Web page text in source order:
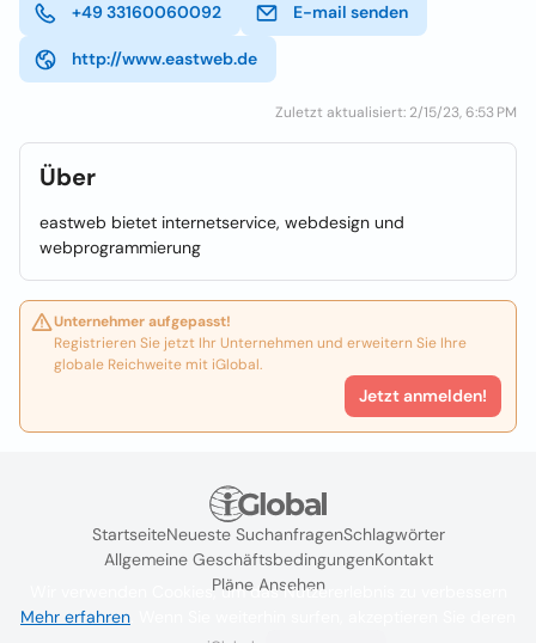
+49 33160060092 E-mail senden
http://www.eastweb.de
Zuletzt aktualisiert: 2/15/23, 6:53 PM
Über
eastweb bietet internetservice, webdesign und
webprogrammierung
Unternehmer aufgepasst!
Registrieren Sie jetzt Ihr Unternehmen und erweitern Sie Ihre
globale Reichweite mit iGlobal.
Jetzt anmelden!
StartseiteNeueste SuchanfragenSchlagwörter
Allgemeine GeschäftsbedingungenKontakt
Pläne Ansehen
Wir verwenden Cookies, um das Nutzererlebnis zu verbessern
Mehr erfahren